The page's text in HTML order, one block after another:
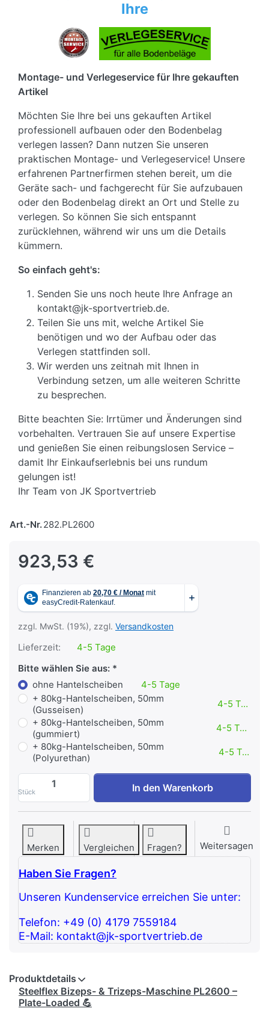
Ihre
Montage- und Verlegeservice für Ihre gekauften
Artikel
Möchten Sie Ihre bei uns gekauften Artikel
professionell aufbauen oder den Bodenbelag
verlegen lassen? Dann nutzen Sie unseren
praktischen Montage- und Verlegeservice! Unsere
erfahrenen Partnerfirmen stehen bereit, um die
Geräte sach- und fachgerecht für Sie aufzubauen
oder den Bodenbelag direkt an Ort und Stelle zu
verlegen. So können Sie sich entspannt
zurücklehnen, während wir uns um die Details
kümmern.
So einfach geht's:
Senden Sie uns noch heute Ihre Anfrage an
kontakt@jk-sportvertrieb.de.
Teilen Sie uns mit, welche Artikel Sie
benötigen und wo der Aufbau oder das
Verlegen stattfinden soll.
Wir werden uns zeitnah mit Ihnen in
Verbindung setzen, um alle weiteren Schritte
zu besprechen.
Bitte beachten Sie: Irrtümer und Änderungen sind
vorbehalten. Vertrauen Sie auf unsere Expertise
und genießen Sie einen reibungslosen Service –
damit Ihr Einkaufserlebnis bei uns rundum
gelungen ist!
Ihr Team von JK Sportvertrieb
Art.-Nr.282.PL2600
923,53 €
zzgl. MwSt. (19%), zzgl. Versandkosten
Lieferzeit:
4-5 Tage
Bitte wählen Sie aus:
ohne Hantelscheiben
4-5 Tage
+ 80kg-Hantelscheiben, 50mm
(Gusseisen)
4-5 Tage
+ 80kg-Hantelscheiben, 50mm
(gummiert)
4-5 Tage
+ 80kg-Hantelscheiben, 50mm
(Polyurethan)
4-5 Tage
Stück
Bizeps-/Trizeps-Maschine Plate-Load
In den Warenkorb
Merken Vergleichen Fragen? Weitersagen
Haben Sie Fragen?
Unseren Kundenservice erreichen Sie unter:
Telefon: +49 (0) 4179 7559184
E-Mail: kontakt@jk-sportvertrieb.de
Produktdetails
Steelflex Bizeps- & Trizeps-Maschine PL2600 –
Plate-Loaded 💪